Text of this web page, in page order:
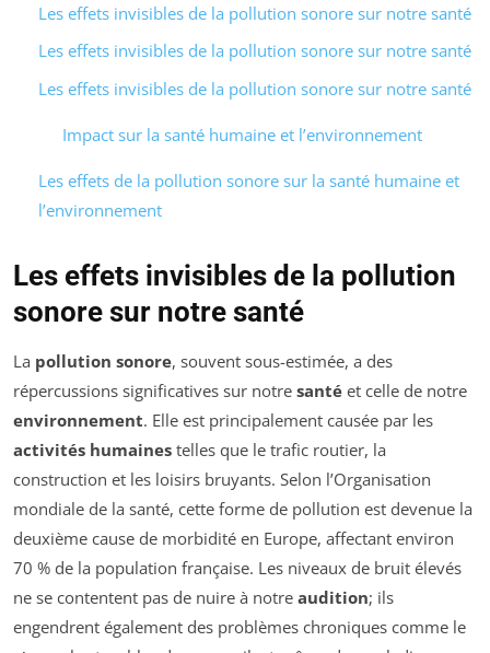
Les effets invisibles de la pollution sonore sur notre santé
Les effets invisibles de la pollution sonore sur notre santé
Les effets invisibles de la pollution sonore sur notre santé
Impact sur la santé humaine et l’environnement
Les effets de la pollution sonore sur la santé humaine et
l’environnement
Les effets invisibles de la pollution
sonore sur notre santé
La pollution sonore, souvent sous-estimée, a des
répercussions significatives sur notre santé et celle de notre
environnement. Elle est principalement causée par les
activités humaines telles que le trafic routier, la
construction et les loisirs bruyants. Selon l’Organisation
mondiale de la santé, cette forme de pollution est devenue la
deuxième cause de morbidité en Europe, affectant environ
70 % de la population française. Les niveaux de bruit élevés
ne se contentent pas de nuire à notre audition; ils
engendrent également des problèmes chroniques comme le